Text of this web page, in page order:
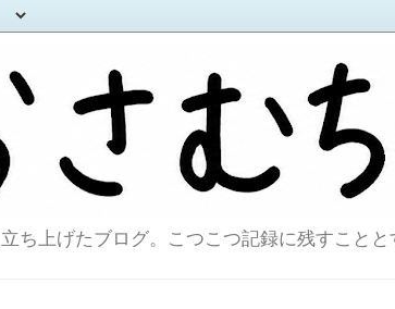
ち上げたブログ。こつこつ記録に残すこと